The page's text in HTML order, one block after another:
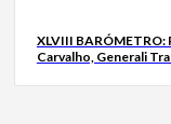
XLVIII BARÓMETRO:
Carvalho, Generali